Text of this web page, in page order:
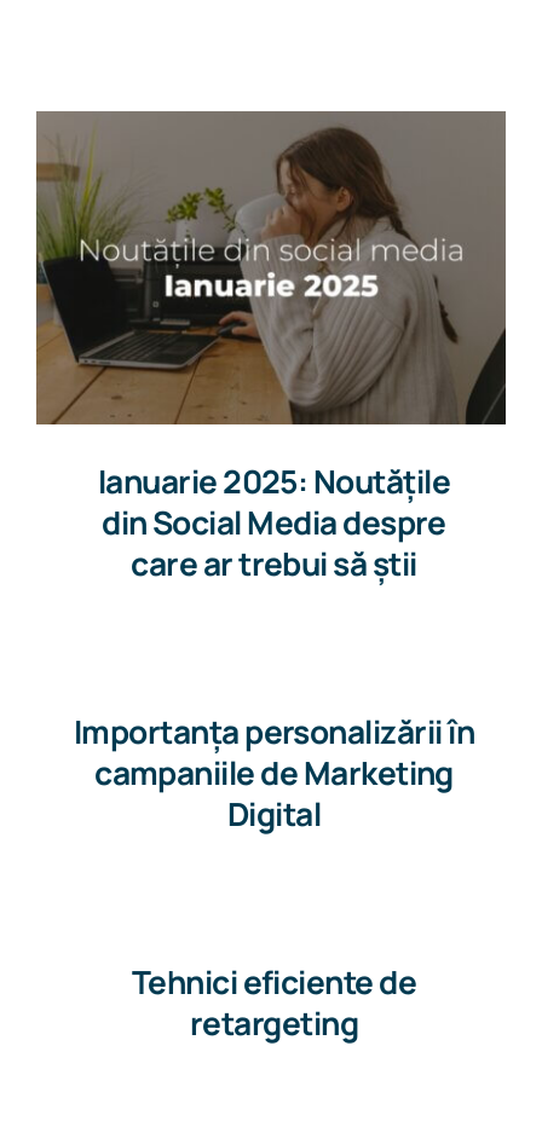
Ianuarie 2025: Noutățile
din Social Media despre
care ar trebui să știi
Importanța personalizării în
campaniile de Marketing
Digital
Tehnici eficiente de
retargeting